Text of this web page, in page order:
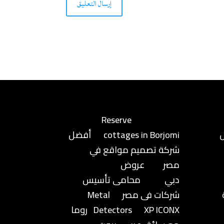
إرسال التعليق
Reserve
cottages in Borjomi
أفضل
شركة تصميم مواقع في
مصر
عروض
دبي
محامى تأسيس
شركات فى مصر
Metal
Detectors
XP ICONX
روما